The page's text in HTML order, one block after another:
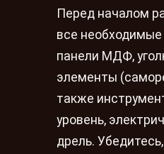
Перед началом
все
панели МДФ,
элементы
также
уровень,
дрель.